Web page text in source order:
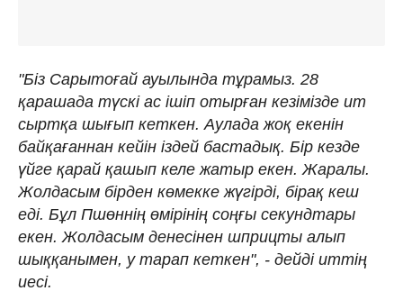
"Біз Сарытоғай ауылында тұрамыз. 28
қарашада түскі ас ішіп отырған кезімізде ит
сыртқа шығып кеткен. Аулада жоқ екенін
байқағаннан кейін іздей бастадық. Бір кезде
үйге қарай қашып келе жатыр екен. Жаралы.
Жолдасым бірден көмекке жүгірді, бірақ кеш
еді. Бұл Пшөннің өмірінің соңғы секундтары
екен. Жолдасым денесінен шприцты алып
шыққанымен, у тарап кеткен", - дейді иттің
иесі.